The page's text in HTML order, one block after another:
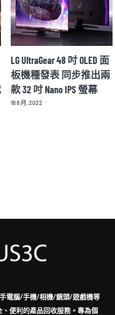
LG UltraGear 48 吋 OLED 面
板機種發表 同步推出兩
款 32 吋 Nano IPS 螢幕
16 8 月, 2022
電腦/手機/相機/鏡頭/遊戲機等
便利的產品回收服務。專為個